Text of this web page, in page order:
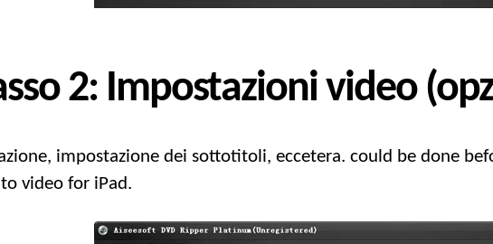
2: Impostazioni video
impostazione dei sottotitoli, eccetera. could be done
video for iPad.